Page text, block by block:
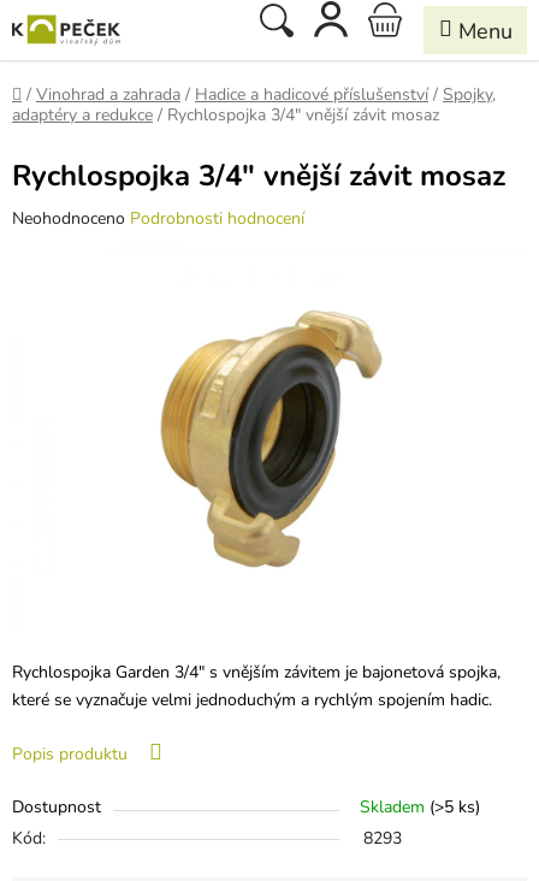
na
obsah
Hledat
NÁKUPNÍ
KOŠÍK
Domů
/ Vinohrad a zahrada / Hadice a hadicové příslušenství / Spojky,
adaptéry a redukce / Rychlospojka 3/4" vnější závit mosaz
Rychlospojka Garden 3/4" s vnějším závitem je bajonetová spojka,
které se vyznačuje velmi jednoduchým a rychlým spojením hadic.
Popis produktu
Dostupnost Skladem (>5 ks)
Kód:
8293
Rychlospojka 3/4" vnější závit mosaz
Průměrné
Neohodnoceno Podrobnosti hodnocení